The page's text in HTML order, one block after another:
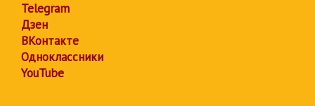
Telegram
Дзен
ВКонтакте
Одноклассники
YouTube